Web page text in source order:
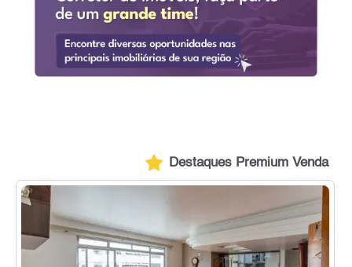
Destaques Premium Venda